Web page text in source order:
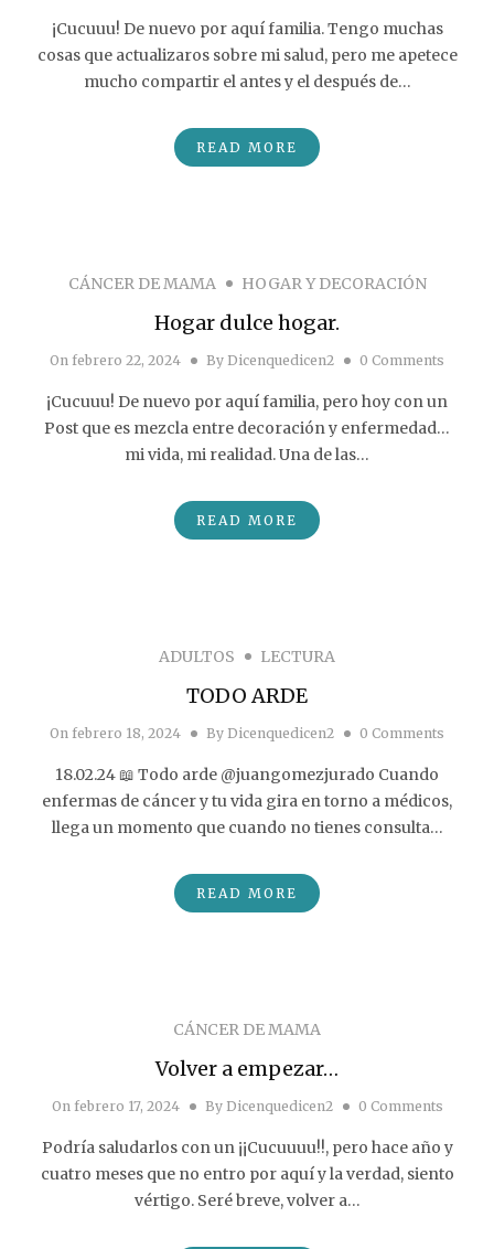
¡Cucuuu! De nuevo por aquí familia. Tengo muchas
cosas que actualizaros sobre mi salud, pero me apetece
mucho compartir el antes y el después de…
READ MORE
CÁNCER DE MAMA HOGAR Y DECORACIÓN
Hogar dulce hogar.
On febrero 22, 2024 By Dicenquedicen2 0 Comments
¡Cucuuu! De nuevo por aquí familia, pero hoy con un
Post que es mezcla entre decoración y enfermedad…
mi vida, mi realidad. Una de las…
READ MORE
ADULTOS LECTURA
TODO ARDE
On febrero 18, 2024 By Dicenquedicen2 0 Comments
18.02.24 📖 Todo arde @juangomezjurado Cuando
enfermas de cáncer y tu vida gira en torno a médicos,
llega un momento que cuando no tienes consulta…
READ MORE
CÁNCER DE MAMA
Volver a empezar…
Onfebrero 17, 2024 By Dicenquedicen2 0 Comments
Podría saludarlos con un ¡¡Cucuuuu!!, pero hace año y
cuatro meses que no entro por aquí y la verdad, siento
vértigo. Seré breve, volver a…